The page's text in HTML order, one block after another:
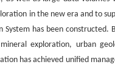
in the new era and to
has been
exploration, urban
has achieved unified